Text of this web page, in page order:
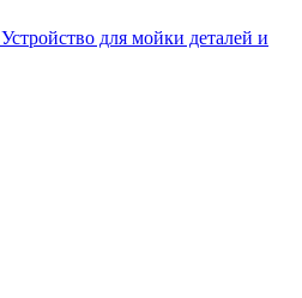
Устройство для мойки деталей и